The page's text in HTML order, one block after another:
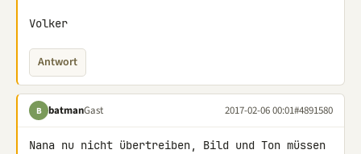
Volker
Antwort
B batmanGast 2017-02-06 00:01#4891580
Nana nu nicht übertreiben, Bild und Ton müssen